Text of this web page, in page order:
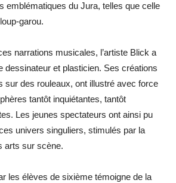
emblématiques du Jura, telles que celle
garou.
narrations musicales, l’artiste Blick a
dessinateur et plasticien. Ses créations
sur des rouleaux, ont illustré avec force
tantôt inquiétantes, tantôt
Les jeunes spectateurs ont ainsi pu
univers singuliers, stimulés par la
arts sur scène.
les élèves de sixième témoigne de la